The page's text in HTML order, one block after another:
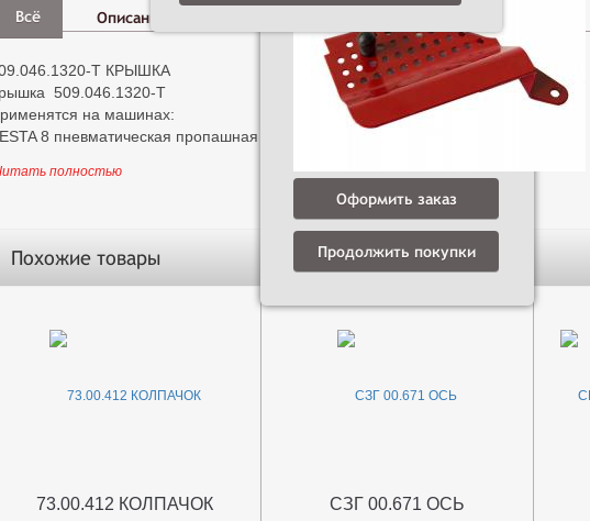
Всё Описание
Т КРЫШКА
509.046.1320-Т
на машинах:
8 пневматическая пропашная сеялка
полностью
Похожие товары
73.00.412 КОЛПАЧОК СЗГ 00.671 ОСЬ
Оформить заказ
Продолжить покупки